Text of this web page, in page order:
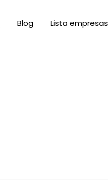
Blog Lista empresas